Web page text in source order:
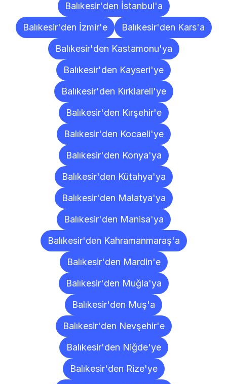
Balıkesir'den İstanbul'a
Balıkesir'den İzmir'e
Balıkesir'den Kars'a
Balıkesir'den Kastamonu'ya
Balıkesir'den Kayseri'ye
Balıkesir'den Kırklareli'ye
Balıkesir'den Kırşehir'e
Balıkesir'den Kocaeli'ye
Balıkesir'den Konya'ya
Balıkesir'den Kütahya'ya
Balıkesir'den Malatya'ya
Balıkesir'den Manisa'ya
Balıkesir'den Kahramanmaraş'a
Balıkesir'den Mardin'e
Balıkesir'den Muğla'ya
Balıkesir'den Muş'a
Balıkesir'den Nevşehir'e
Balıkesir'den Niğde'ye
Balıkesir'den Rize'ye